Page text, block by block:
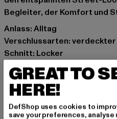
Begleiter, der Komfort und
Anlass: Alltag
Verschlussarten:
Schnitt: Locker
Marke: 2Y Studios
Kat.: Loose Fit Jeans
Farbe: blau
Hersteller Farbe: vintage
Materialzusammensetzung:
GREAT TO
HERE!
DefShop uses cookies to
save your preferences, analyse